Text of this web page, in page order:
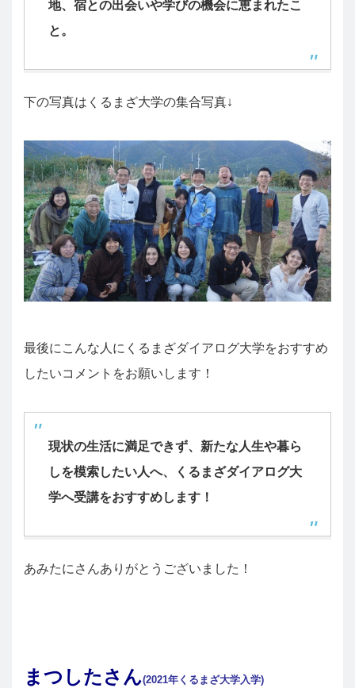
地、宿との出会いや学びの機会に恵まれたこ
と。
下の写真はくるまざ大学の集合写真↓
最後にこんな人にくるまざダイアログ大学をおすすめ
したいコメントをお願いします！
現状の生活に満足できず、新たな人生や暮ら
しを模索したい人へ、くるまざダイアログ大
学へ受講をおすすめします！
あみたにさんありがとうございました！
まつしたさん(2021年くるまざ大学入学)